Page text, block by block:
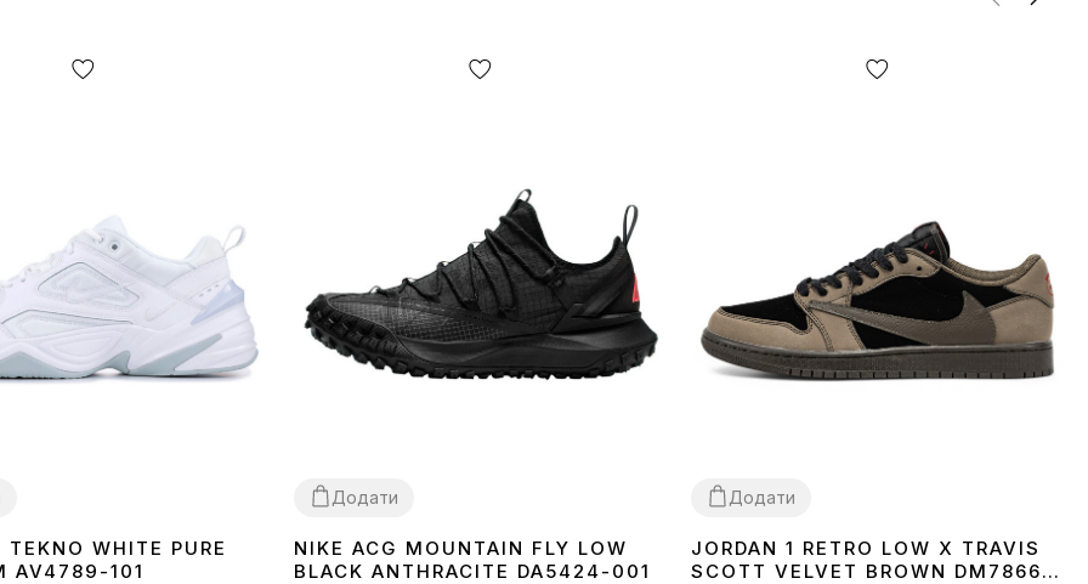
41 434445WHITE PURE
AV4789-101
Додати
4244
NIKE ACG MOUNTAIN FLY LOW
BLACK ANTHRACITE DA5424-001
Додати
40414245
JORDAN 1 RETRO LOW X TRAVIS
SCOTT VELVET BROWN DM7866-